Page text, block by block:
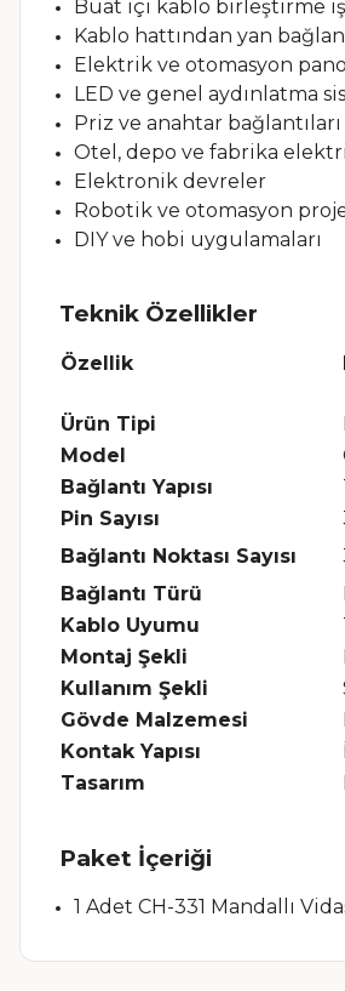
Buat içi kablo birleştirme
Kablo hattından yan
Elektrik ve otomasyon
LED ve genel aydınlatma
Priz ve anahtar bağlantıları
Otel, depo ve fabrika
Elektronik devreler
Robotik ve otomasyon
DIY ve hobi uygulamaları
Teknik Özellikler
Özellik
Ürün Tipi
Model
Bağlantı Yapısı
Pin Sayısı
Bağlantı Noktası Sayısı
Bağlantı Türü
Kablo Uyumu
Montaj Şekli
Kullanım Şekli
Gövde Malzemesi
Kontak Yapısı
Tasarım
Paket İçeriği
1 Adet CH-331 Mandallı